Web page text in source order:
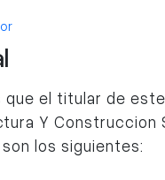
que el titular de
Y Construccion
los siguientes: